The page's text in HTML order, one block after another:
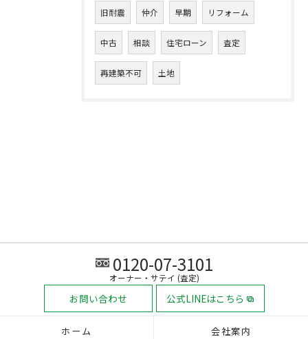
旧耐震 仲介 早期 リフォーム
中古 相談 住宅ローン 査定
再建築不可 土地
0120-07-3101
オーナー・サテイ (査定)
お問い合わせ 公式LINEはこちら
ホーム 会社案内